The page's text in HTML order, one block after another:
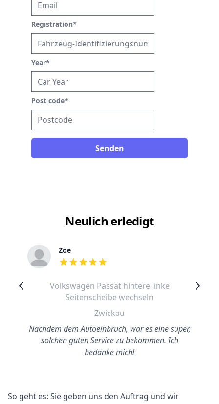
Registration*
Year*
Post code*
Senden
Neulich erledigt
Zoe
out of 5 stars
Volkswagen Passat hintere linke
Seitenscheibe wechseln
Zwickau
Nachdem dem Autoeinbruch, war es eine super,
solchen guten Service zu bekommen. Ich
bedanke mich!
So geht es: Sie geben uns den Auftrag und wir